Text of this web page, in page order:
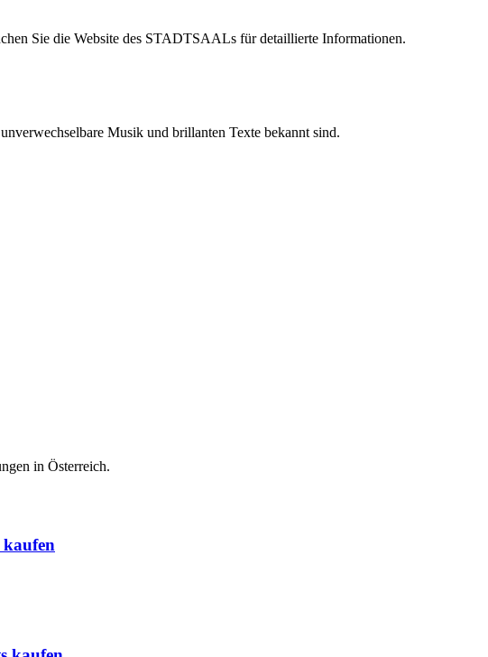
Sie die Website des STADTSAALs für detaillierte Informationen.
Musik und brillanten Texte bekannt sind.
in Österreich.